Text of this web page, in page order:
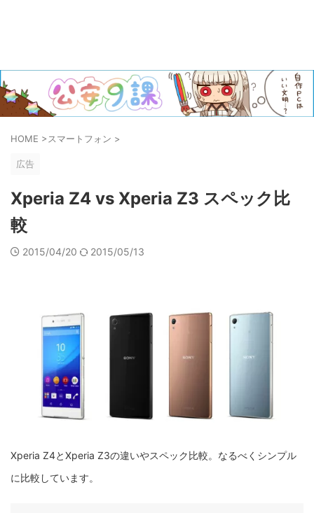
HOME >スマートフォン >
広告
Xperia Z4 vs Xperia Z3 スペック比
較
2015/04/20 2015/05/13
Xperia Z4とXperia Z3の違いやスペック比較。なるべくシンプル
に比較しています。